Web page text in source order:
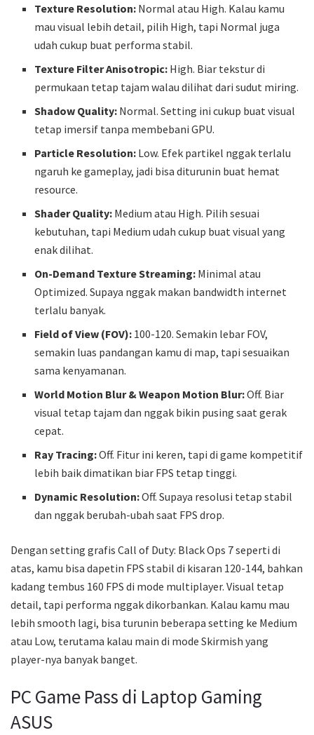
Texture Resolution: Normal atau High. Kalau kamu
mau visual lebih detail, pilih High, tapi Normal juga
udah cukup buat performa stabil.
Texture Filter Anisotropic: High. Biar tekstur di
permukaan tetap tajam walau dilihat dari sudut miring.
Shadow Quality: Normal. Setting ini cukup buat visual
tetap imersif tanpa membebani GPU.
Particle Resolution: Low. Efek partikel nggak terlalu
ngaruh ke gameplay, jadi bisa diturunin buat hemat
resource.
Shader Quality: Medium atau High. Pilih sesuai
kebutuhan, tapi Medium udah cukup buat visual yang
enak dilihat.
On-Demand Texture Streaming: Minimal atau
Optimized. Supaya nggak makan bandwidth internet
terlalu banyak.
Field of View (FOV): 100-120. Semakin lebar FOV,
semakin luas pandangan kamu di map, tapi sesuaikan
sama kenyamanan.
World Motion Blur & Weapon Motion Blur:Off. Biar
visual tetap tajam dan nggak bikin pusing saat gerak
cepat.
Ray Tracing:Off. Fitur ini keren, tapi di game kompetitif
lebih baik dimatikan biar FPS tetap tinggi.
Dynamic Resolution:Off. Supaya resolusi tetap stabil
dan nggak berubah-ubah saat FPS drop.
Dengan setting grafis Call of Duty: Black Ops 7 seperti di
atas, kamu bisa dapetin FPS stabil di kisaran 120-144, bahkan
kadang tembus 160 FPS di mode multiplayer. Visual tetap
detail, tapi performa nggak dikorbankan. Kalau kamu mau
lebih smooth lagi, bisa turunin beberapa setting ke Medium
atau Low, terutama kalau main di mode Skirmish yang
player-nya banyak banget.
PC Game Pass di Laptop Gaming
ASUS